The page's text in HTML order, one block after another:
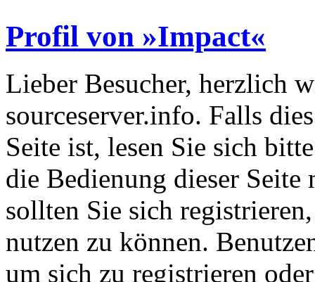
Profil von »Impact«
Lieber Besucher, herzlich
sourceserver.info. Falls
Seite ist, lesen Sie sich
die Bedienung dieser Seite
sollten Sie sich
nutzen zu können.
um sich zu registrieren